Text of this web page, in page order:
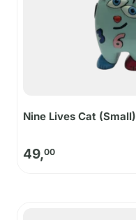
Nine Lives Cat (Small)
49,00